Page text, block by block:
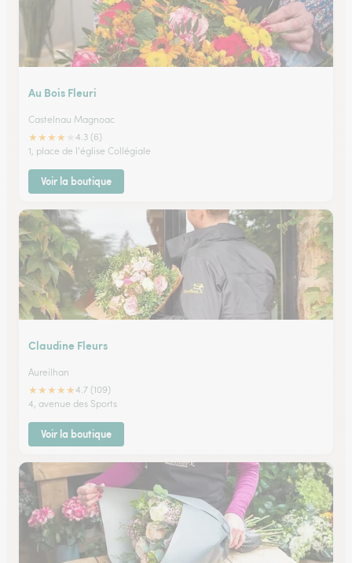
Au Bois Fleuri
Castelnau Magnoac
★★★★
4.3 (6)
1, place de l'église Collégiale
Voir la boutique
Claudine Fleurs
Aureilhan
★★★★★4.7 (109)
4, avenue des Sports
Voir la boutique